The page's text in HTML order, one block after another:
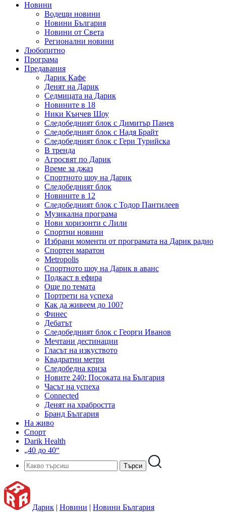
Новини
Водещи новини
Новини България
Новини от Света
Регионални новини
Любопитно
Програма
Предавания
Дарик Кафе
Денят на Дарик
Седмицата на Дарик
Новините в 18
Ники Кънчев Шоу
Следобедният блок с Димитър Панев
Следобедният блок с Надя Брайт
Следобедният блок с Гери Турийска
В тренда
Агросвят по Дарик
Време за джаз
Спортното шоу на Дарик
Следобедният блок
Новините в 12
Следобедният блок с Тодор Пантилеев
Музикална програма
Нови хоризонти с Лили
Спортни новини
Избрани моменти от програмата на Дарик радио
Спортен маратон
Metropolis
Спортното шоу на Дарик в аванс
Подкаст в ефира
Още по темата
Портрети на успеха
Как да живеем до 100?
Финес
Дебатът
Следобедният блок с Георги Иванов
Мечтани дестинации
Гласът на изкуството
Квадратни метри
Следобедна криза
Новите 240: Посоката на България
Часът на успеха
Connected
Денят на храбростта
Бранд България
На живо
Спорт
Darik Health
„40 до 40“
Дарик | Новини | Новини България